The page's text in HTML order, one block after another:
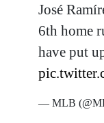
José
6th home
have put
— MLB